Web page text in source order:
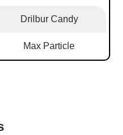
Drilbur Candy
Max Particle